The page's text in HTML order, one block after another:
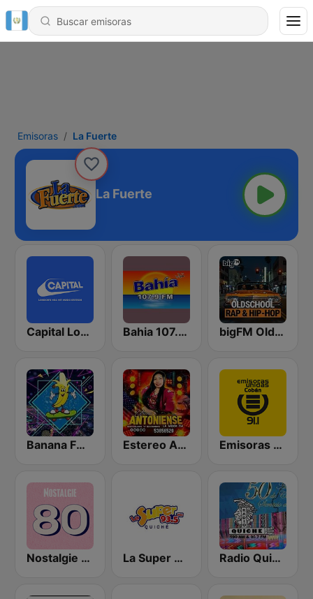
Emisoras La Fuerte
La Fuerte
Capital London Bahia 107.9 FM bigFM Oldschool Rap & Hip-Hop
Banana FM 92.7 Estereo Antoniense Emisoras unidas Cobán 91.1 FM
Nostalgie 80 La Super Quiché Radio Quiche 90.7 FM